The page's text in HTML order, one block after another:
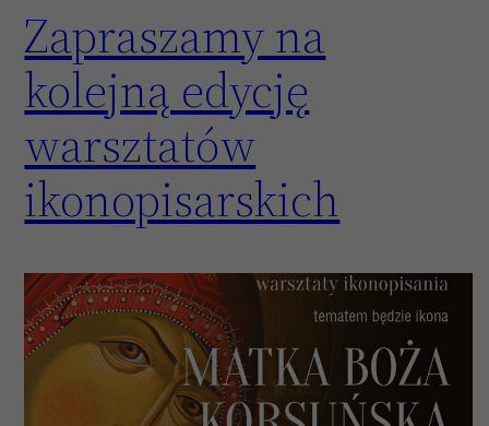
Zapraszamy na
kolejną edycję
warsztatów
ikonopisarskich